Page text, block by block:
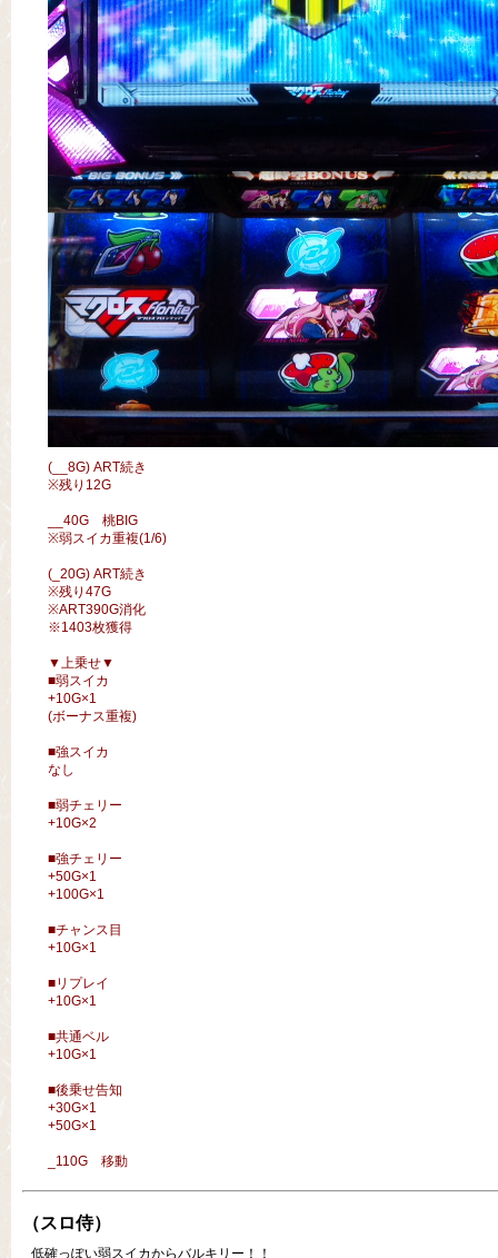
(__8G) ART続き
※残り12G
__40G 桃BIG
※弱スイカ重複(1/6)
(_20G) ART続き
※残り47G
※ART390G消化
※1403枚獲得
▼上乗せ▼
■弱スイカ
+10G×1
(ボーナス重複)
■強スイカ
なし
■弱チェリー
+10G×2
■強チェリー
+50G×1
+100G×1
■チャンス目
+10G×1
■リプレイ
+10G×1
■共通ベル
+10G×1
■後乗せ告知
+30G×1
+50G×1
_110G 移動
（スロ侍）
低確っぽい弱スイカからバルキリー！！